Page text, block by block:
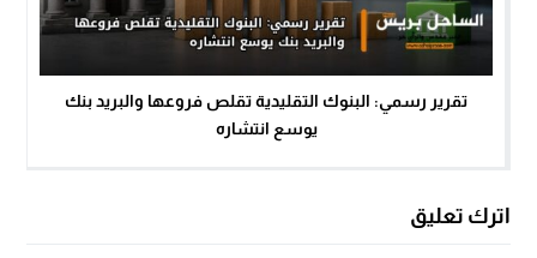
تقرير رسمي: البنوك التقليدية تقلص فروعها والبريد بنك
يوسع انتشاره
اترك تعليق